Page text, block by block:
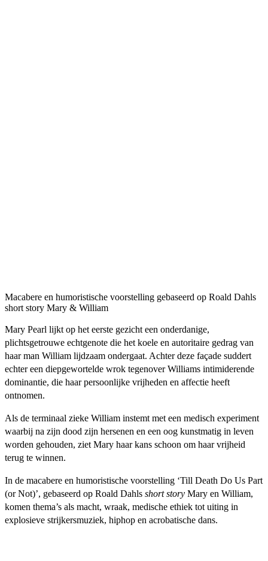
Macabere en humoristische voorstelling gebaseerd op Roald Dahls
short story Mary & William
Mary Pearl lijkt op het eerste gezicht een onderdanige,
plichtsgetrouwe echtgenote die het koele en autoritaire gedrag van
haar man William lijdzaam ondergaat. Achter deze façade suddert
echter een diepgewortelde wrok tegenover Williams intimiderende
dominantie, die haar persoonlijke vrijheden en affectie heeft
ontnomen.
Als de terminaal zieke William instemt met een medisch experiment
waarbij na zijn dood zijn hersenen en een oog kunstmatig in leven
worden gehouden, ziet Mary haar kans schoon om haar vrijheid
terug te winnen.
In de macabere en humoristische voorstelling ‘Till Death Do Us Part
(or Not)’, gebaseerd op Roald Dahls short story Mary en William,
komen thema’s als macht, wraak, medische ethiek tot uiting in
explosieve strijkersmuziek, hiphop en acrobatische dans.